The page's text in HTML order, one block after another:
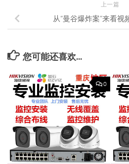
上一篇
从“曼谷爆炸案”来看视
您可能还喜欢...
0